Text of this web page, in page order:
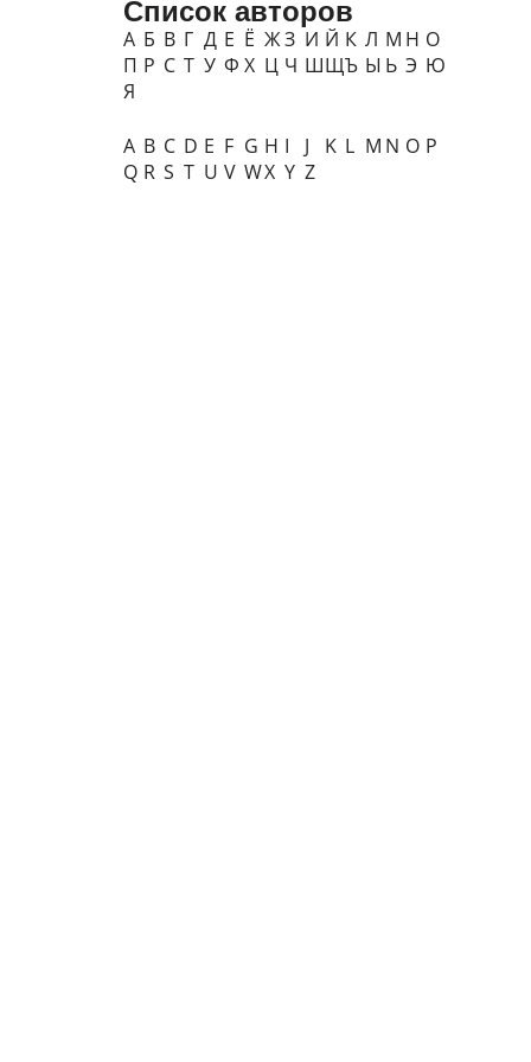
Список авторов
А Б В Г Д Е Ё ЖЗ И Й К Л М Н О
П Р С Т У Ф Х Ц Ч ШЩЪ Ы Ь Э Ю
Я
A B C D E F G H I J K L M N O P
Q R S T U V WX Y Z